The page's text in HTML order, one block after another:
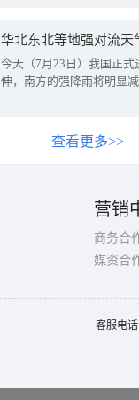
华北东北等地强对流天
今天（7月23日）我国正
伸，南方的强降雨将明显
查看更多>>
营销
商务合
媒资合
客服电